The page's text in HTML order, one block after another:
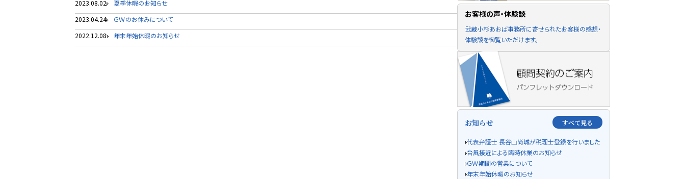
2023.08.02
夏季休暇のお知らせ
2023.04.24
ＧＷのお休みについて
2022.12.08
年末年始休暇のお知らせ
お客様の声・体験談
武蔵小杉あおば事務所に寄せられたお客様の感想・
体験談を御覧いただけます。
お知らせ すべて見る
代表弁護士 長谷山尚城が税理士登録を行いました
台風接近による臨時休業のお知らせ
ＧＷ期間の営業について
年末年始休暇のお知らせ